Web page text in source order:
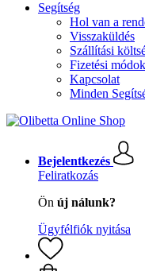
Segítség
Hol van a
Visszaküldés
Szállítási
Fizetési módok
Kapcsolat
Minden
Bejelentkezés
Feliratkozás
Ön új nálunk?
Ügyfélfiók nyitása